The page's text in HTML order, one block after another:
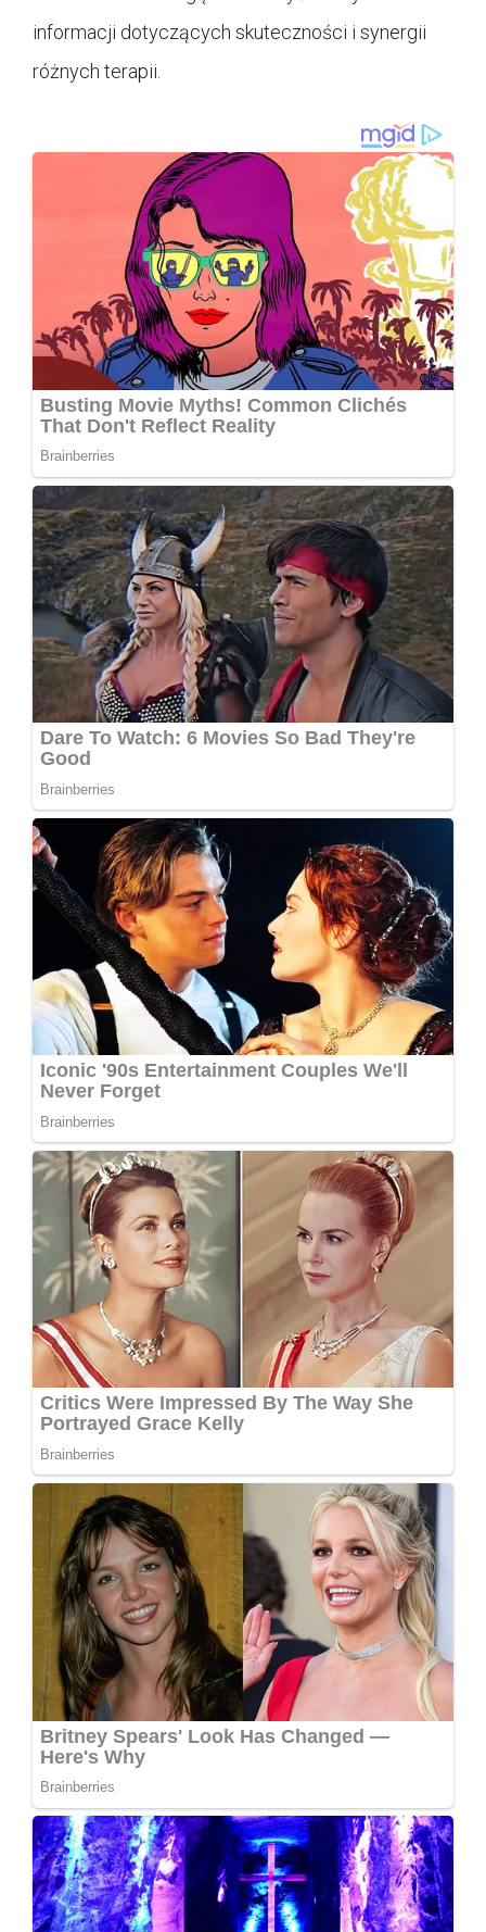
informacji dotyczących skuteczności i synergii
różnych terapii.